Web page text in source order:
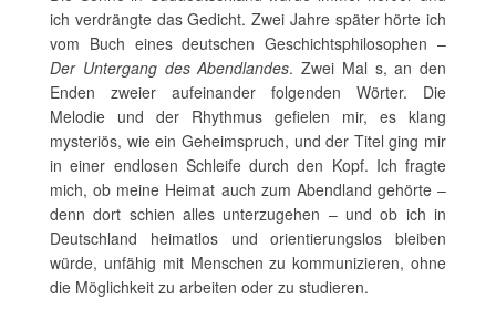
ich verdrängte das Gedicht. Zwei Jahre später hörte ich
vom Buch eines deutschen Geschichtsphilosophen –
Der Untergang des Abendlandes. Zwei Mal s, an den
Enden zweier aufeinander folgenden Wörter. Die
Melodie und der Rhythmus gefielen mir, es klang
mysteriös, wie ein Geheimspruch, und der Titel ging mir
in einer endlosen Schleife durch den Kopf. Ich fragte
mich, ob meine Heimat auch zum Abendland gehörte –
denn dort schien alles unterzugehen – und ob ich in
Deutschland heimatlos und orientierungslos bleiben
würde, unfähig mit Menschen zu kommunizieren, ohne
die Möglichkeit zu arbeiten oder zu studieren.